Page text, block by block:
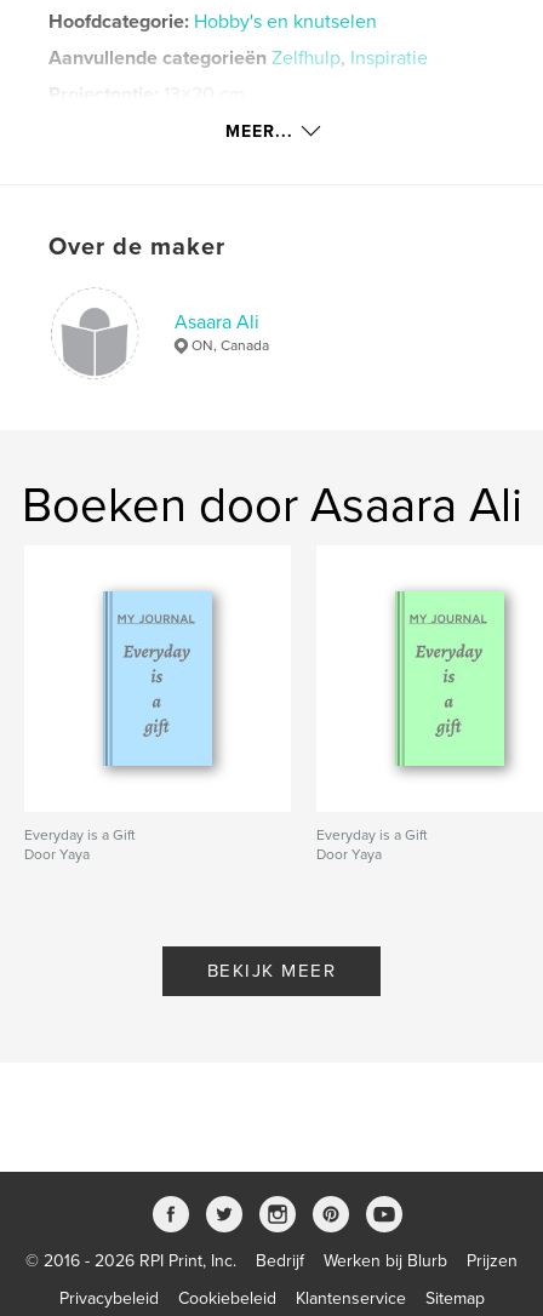
Hoofdcategorie: Hobby's en knutselen
Aanvullende categorieën Zelfhulp, Inspiratie
Projectoptie:
13×20 cm
TaalEnglish
Trefwoorden
thankfulness , gratitude
journal
MEER...
Over de maker
Asaara Ali
ON, Canada
Boeken door Asaara Ali
Everyday is a Gift
Door Yaya
Everyday is a Gift
Door Yaya
BEKIJK MEER
© 2016 - 2026 RPI Print, Inc. Bedrijf Werken bij Blurb
Prijzen
Privacybeleid
Cookiebeleid Klantenservice Sitemap